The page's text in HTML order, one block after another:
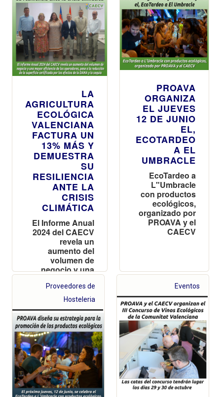
LA
AGRICULTURA
ECOLÓGICA
VALENCIANA
FACTURA UN
13% MÁS Y
DEMUESTRA
SU
RESILIENCIA
ANTE LA
CRISIS
CLIMÁTICA
El Informe Anual
2024 del CAECV
revela un
aumento del
volumen de
negocio y una
de los
operadores,
pese a la
reducción de la
superficie
certificada por
los efectos de la
DANA y la
sequía
PROAVA
ORGANIZA
EL JUEVES
12 DE JUNIO
EL,
ECOTARDEO
A EL
UMBRACLE
EcoTardeo a
L"Umbracle
con productos
ecológicos,
organizado por
PROAVA y el
CAECV
Proveedores de
Hosteleria
Eventos